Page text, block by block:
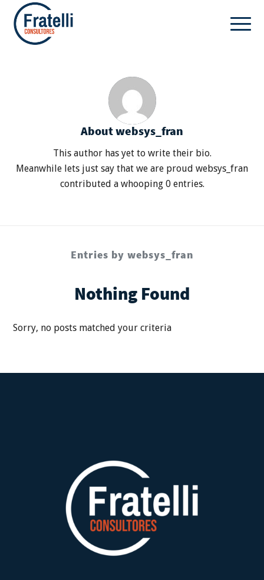
Aboutwebsys_fran
This author has yet to write their bio.
Meanwhile lets just say that we are proud websys_fran
contributed a whooping 0 entries.
Entries by websys_fran
Nothing Found
Sorry, no posts matched your criteria